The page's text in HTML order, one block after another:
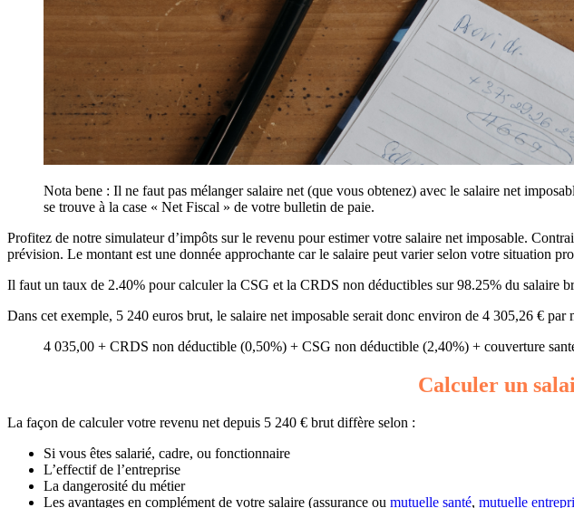
Nota bene : Il ne faut pas mélanger salaire net (que vous obtenez) avec le salaire net
se trouve à la case « Net Fiscal » de votre bulletin de paie.
Profitez de notre simulateur d’impôts sur le revenu pour estimer votre salaire net imposable.
prévision. Le montant est une donnée approchante car le salaire peut varier selon votre situation
Il faut un taux de 2.40% pour calculer la CSG et la CRDS non déductibles sur 98.25% du salaire
Dans cet exemple, 5 240 euros brut, le salaire net imposable serait donc environ de 4 305,26 € par
4 035,00 + CRDS non déductible (0,50%) + CSG non déductible (2,40%) + couverture
Calculer un
La façon de calculer votre revenu net depuis 5 240 € brut diffère selon :
Si vous êtes salarié, cadre, ou fonctionnaire
L’effectif de l’entreprise
La dangerosité du métier
Les avantages en complément de votre salaire (assurance ou mutuelle santé, mutuelle